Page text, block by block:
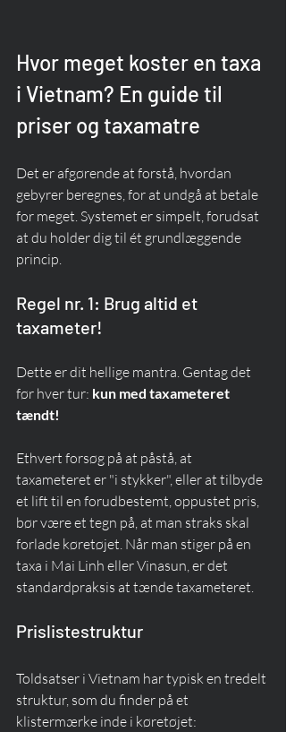
Hvor meget koster en taxa
i Vietnam? En guide til
priser og taxamatre
Det er afgørende at forstå, hvordan
gebyrer beregnes, for at undgå at betale
for meget. Systemet er simpelt, forudsat
at du holder dig til ét grundlæggende
princip.
Regel nr. 1: Brug altid et
taxameter!
Dette er dit hellige mantra. Gentag det
før hver tur: kun med taxameteret
tændt!
Ethvert forsøg på at påstå, at
taxameteret er "i stykker", eller at tilbyde
et lift til en forudbestemt, oppustet pris,
bør være et tegn på, at man straks skal
forlade køretøjet. Når man stiger på en
taxa i Mai Linh eller Vinasun, er det
standardpraksis at tænde taxameteret.
Prislistestruktur
Toldsatser i Vietnam har typisk en tredelt
struktur, som du finder på et
klistermærke inde i køretøjet: